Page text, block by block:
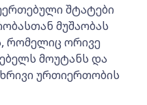
შტატები
მუშაობას
რომელიც ორივე
მოუტანს და
ურთიერთობის